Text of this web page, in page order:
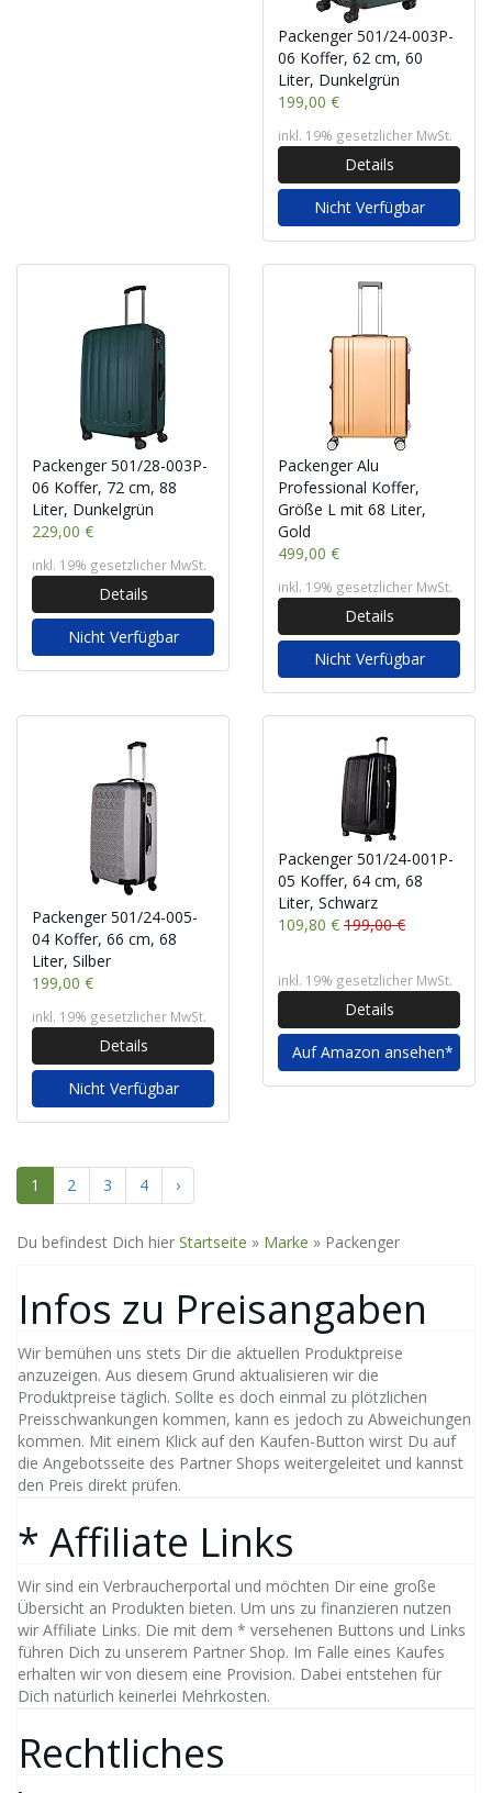
Packenger 501/24-003P-
06 Koffer, 62 cm, 60
Liter, Dunkelgrün
199,00 €
inkl. 19% gesetzlicher MwSt.
Details
Nicht Verfügbar
Packenger 501/28-003P-
06 Koffer, 72 cm, 88
Liter, Dunkelgrün
229,00 €
inkl. 19% gesetzlicher MwSt.
Details
Nicht Verfügbar
Packenger Alu
Professional Koffer,
Größe L mit 68 Liter,
Gold
499,00 €
inkl. 19% gesetzlicher MwSt.
Details
Nicht Verfügbar
Packenger 501/24-005-
04 Koffer, 66 cm, 68
Liter, Silber
199,00 €
inkl. 19% gesetzlicher MwSt.
Details
Nicht Verfügbar
Packenger 501/24-001P-
05 Koffer, 64 cm, 68
Liter, Schwarz
109,80 € 199,00 €
inkl. 19% gesetzlicher MwSt.
Details
Auf Amazon ansehen*
1 2 3 4 ›
Du befindest Dich hier Startseite » Marke » Packenger
Infos zu Preisangaben
Wir bemühen uns stets Dir die aktuellen Produktpreise
anzuzeigen. Aus diesem Grund aktualisieren wir die
Produktpreise täglich. Sollte es doch einmal zu plötzlichen
Preisschwankungen kommen, kann es jedoch zu Abweichungen
kommen. Mit einem Klick auf den Kaufen-Button wirst Du auf
die Angebotsseite des Partner Shops weitergeleitet und kannst
den Preis direkt prüfen.
* Affiliate Links
Wir sind ein Verbraucherportal und möchten Dir eine große
Übersicht an Produkten bieten. Um uns zu finanzieren nutzen
wir Affiliate Links. Die mit dem * versehenen Buttons und Links
führen Dich zu unserem Partner Shop. Im Falle eines Kaufes
erhalten wir von diesem eine Provision. Dabei entstehen für
Dich natürlich keinerlei Mehrkosten.
Rechtliches